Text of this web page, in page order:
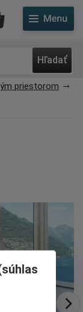
Hľadať
Môj účet
priestorom